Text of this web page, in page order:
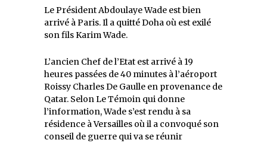
Le Président Abdoulaye Wade est bien
arrivé à Paris. Il a quitté Doha où est exilé
son fils Karim Wade.
L’ancien Chef de l’Etat est arrivé à 19
heures passées de 40 minutes à l’aéroport
Roissy Charles De Gaulle en provenance de
Qatar. Selon Le Témoin qui donne
l’information, Wade s’est rendu à sa
résidence à Versailles où il a convoqué son
conseil de guerre qui va se réunir